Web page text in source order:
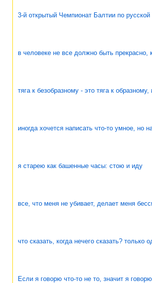
3-й открытый Чемпионат Балтии по русской
в человеке не все должно быть прекрасно,
тяга к безобразному - это тяга к
иногда хочется написать что-то умное, но
я старею как башенные часы: стою и иду
все, что меня не убивает, делает меня
что сказать, когда нечего сказать? только
Если я говорю что-то не то, значит я